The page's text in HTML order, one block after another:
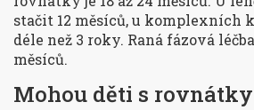
stačit 12 měsíců, u komplexních
déle než 3 roky. Raná fázová
měsíců.
Mohou děti s